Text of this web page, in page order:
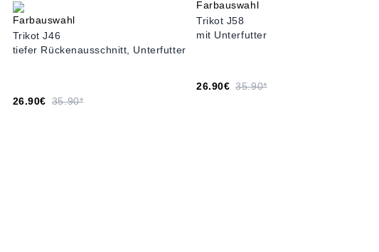
Trikot J46
tiefer Rückenausschnitt, Unterfutter
26.90€ 35.90*
Trikot J58
mit Unterfutter
26.90€ 35.90*